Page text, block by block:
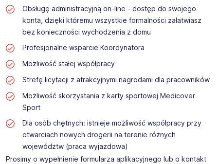
Obsługę administracyjną on-line - dostęp do swojego
konta, dzięki któremu wszystkie formalności załatwiasz
bez konieczności wychodzenia z domu
Profesjonalne wsparcie Koordynatora
Możliwość stałej współpracy
Strefę licytacji z atrakcyjnymi nagrodami dla pracowników
Możliwość skorzystania z karty sportowej Medicover
Sport
Dla osób chętnych: istnieje możliwość współpracy przy
otwarciach nowych drogerii na terenie różnych
województw (praca wyjazdowa)
Prosimy o wypełnienie formularza aplikacyjnego lub o kontakt